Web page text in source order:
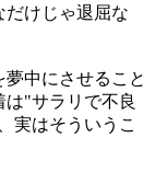
だけじゃ退屈な
中にさせること
"サラリで不良
実はそういうこ